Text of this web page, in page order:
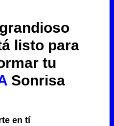
listo para
tu
Sonrisa
en tí